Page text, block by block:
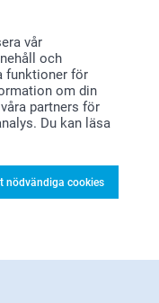
vår
och
funktioner för
om din
partners för
Du kan läsa
nödvändiga cookies